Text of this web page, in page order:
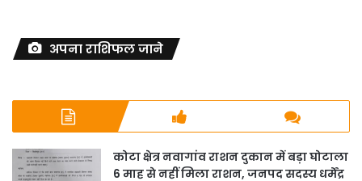
अपना राशिफल जाने
कोटा क्षेत्र नवागांव राशन दुकान में बड़ा घोटाला
6 माह से नहीं मिला राशन, जनपद सदस्य धर्मेंद्र